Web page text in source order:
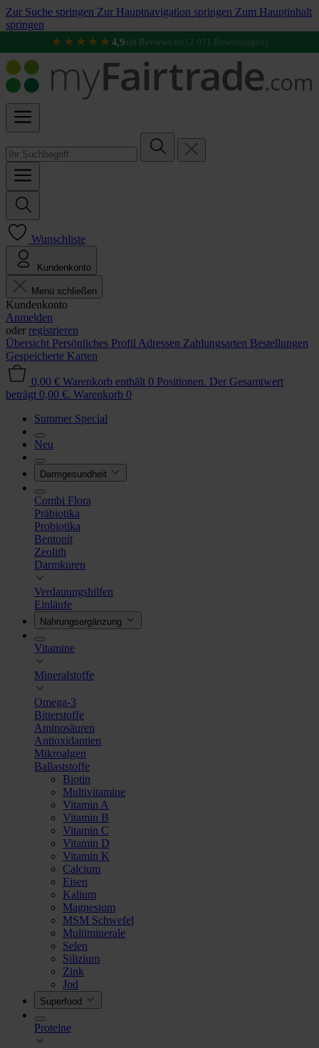
Zur Suche springen Zur Hauptnavigation springen Zum Hauptinhalt
springen
★★★★★4,9auf Reviews.io(12.071 Bewertungen)
Wunschliste
Kundenkonto
Menü schließen
Kundenkonto
Anmelden
oder registrieren
Übersicht Persönliches Profil Adressen Zahlungsarten Bestellungen
Gespeicherte Karten
0,00 € Warenkorb enthält 0 Positionen. Der Gesamtwert
beträgt 0,00 €. Warenkorb 0
Summer Special
Neu
Darmgesundheit
Combi Flora
Präbiotika
Probiotika
Bentonit
Zeolith
Darmkuren
Verdauungshilfen
Einläufe
Nahrungsergänzung
Vitamine
Mineralstoffe
Omega-3
Bitterstoffe
Aminosäuren
Antioxidantien
Mikroalgen
Ballaststoffe
Biotin
Multivitamine
Vitamin A
Vitamin B
Vitamin C
Vitamin D
Vitamin K
Calcium
Eisen
Kalium
Magnesium
MSM Schwefel
Multiminerale
Selen
Silizium
Zink
Jod
Superfood
Proteine